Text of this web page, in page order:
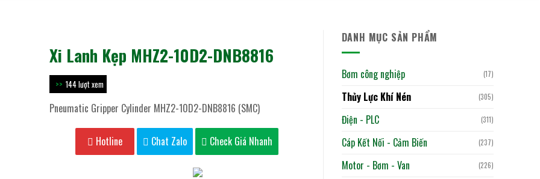
DANH MỤC SẢN PHẨM
Bơm công nghiệp (17)
Thủy Lực Khí Nén (305)
Điện - PLC (311)
Cáp Kết Nối - Cảm Biến (237)
Motor - Bơm - Van (226)
Xi Lanh Kẹp MHZ2-10D2-DNB8816
144 lượt xem
Pneumatic Gripper Cylinder MHZ2-10D2-DNB8816 (SMC)
Hotline Chat Zalo Check Giá Nhanh